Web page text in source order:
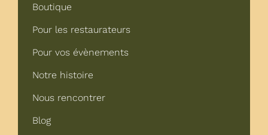
Boutique
Pour les restaurateurs
Pour vos évènements
Notre histoire
Nous rencontrer
Blog